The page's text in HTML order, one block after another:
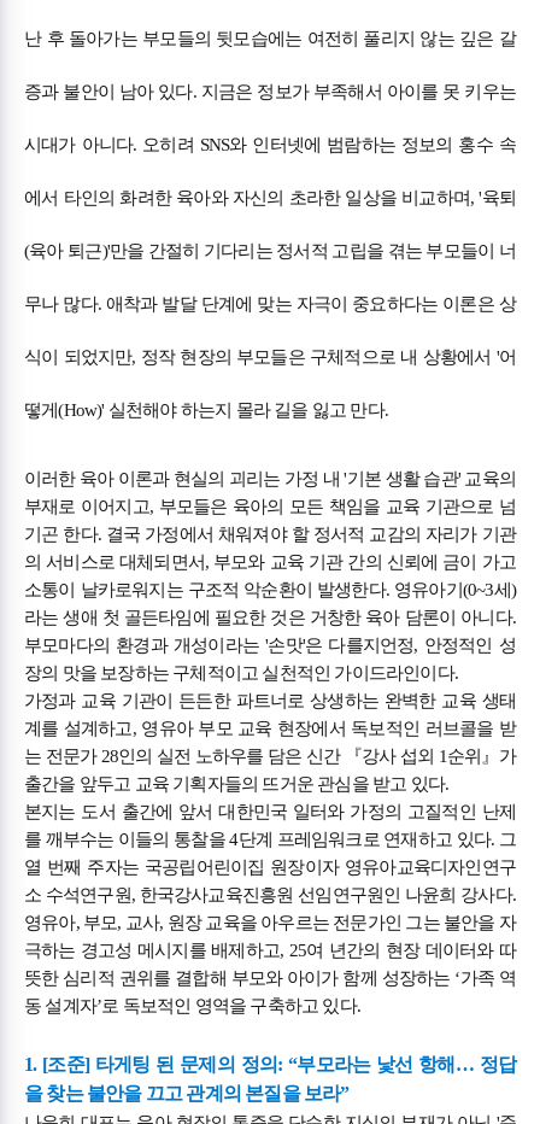
난 후 돌아가는 부모들의 뒷모습에는 여전히 풀리지 않는 깊은 갈
증과 불안이 남아 있다. 지금은 정보가 부족해서 아이를 못 키우는
시대가 아니다. 오히려 SNS와 인터넷에 범람하는 정보의 홍수 속
에서 타인의 화려한 육아와 자신의 초라한 일상을 비교하며, '육퇴
(육아 퇴근)'만을 간절히 기다리는 정서적 고립을 겪는 부모들이 너
무나 많다. 애착과 발달 단계에 맞는 자극이 중요하다는 이론은 상
식이 되었지만, 정작 현장의 부모들은 구체적으로 내 상황에서 '어
떻게(How)' 실천해야 하는지 몰라 길을 잃고 만다.
이러한 육아 이론과 현실의 괴리는 가정 내 '기본 생활 습관' 교육의
부재로 이어지고, 부모들은 육아의 모든 책임을 교육 기관으로 넘
기곤 한다. 결국 가정에서 채워져야 할 정서적 교감의 자리가 기관
의 서비스로 대체되면서, 부모와 교육 기관 간의 신뢰에 금이 가고
소통이 날카로워지는 구조적 악순환이 발생한다. 영유아기(0~3세)
라는 생애 첫 골든타임에 필요한 것은 거창한 육아 담론이 아니다.
부모마다의 환경과 개성이라는 '손맛'은 다를지언정, 안정적인 성
장의 맛을 보장하는 구체적이고 실천적인 가이드라인이다.
가정과 교육 기관이 든든한 파트너로 상생하는 완벽한 교육 생태
계를 설계하고, 영유아 부모 교육 현장에서 독보적인 러브콜을 받
는 전문가 28인의 실전 노하우를 담은 신간 『강사 섭외 1순위』가
출간을 앞두고 교육 기획자들의 뜨거운 관심을 받고 있다.
본지는 도서 출간에 앞서 대한민국 일터와 가정의 고질적인 난제
를 깨부수는 이들의 통찰을 4단계 프레임워크로 연재하고 있다. 그
열 번째 주자는 국공립어린이집 원장이자 영유아교육디자인연구
소 수석연구원, 한국강사교육진흥원 선임연구원인 나윤희 강사다.
영유아, 부모, 교사, 원장 교육을 아우르는 전문가인 그는 불안을 자
극하는 경고성 메시지를 배제하고, 25여 년간의 현장 데이터와 따
뜻한 심리적 권위를 결합해 부모와 아이가 함께 성장하는 ‘가족 역
동 설계자’로 독보적인 영역을 구축하고 있다.
1. [조준] 타게팅 된 문제의 정의: “부모라는 낯선 항해… 정답
을 찾는 불안을 끄고 관계의 본질을 보라”